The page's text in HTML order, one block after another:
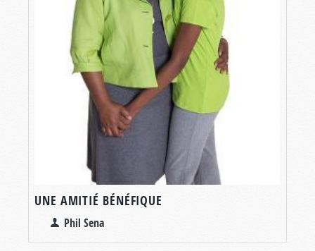
UNE AMITIÉ BÉNÉFIQUE
Phil Sena